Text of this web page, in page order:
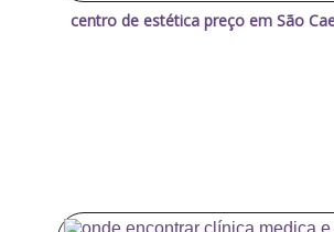
centro de estética preço em São